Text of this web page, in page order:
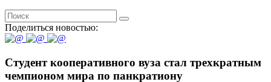
Поделиться новостью:
Студент кооперативного вуза стал трехкратным
чемпионом мира по панкратиону